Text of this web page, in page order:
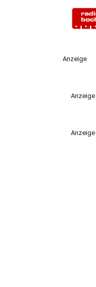
Anzeige
Anzeige
Anzeige